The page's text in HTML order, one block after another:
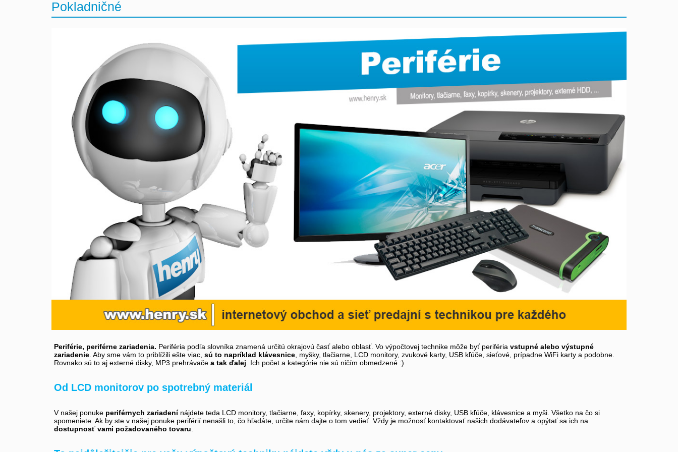
Pokladničné
Periférie, periférne zariadenia. Periféria podľa slovníka znamená určitú okrajovú časť alebo oblasť. Vo výpočtovej technike môže byť periféria vstupné alebo výstupné
zariadenie . Aby sme vám to priblížili ešte viac, sú to napríklad klávesnice , myšky, tlačiarne, LCD monitory, zvukové karty, USB kľúče, sieťové, prípadne WiFi karty a podobne.
Rovnako sú to aj externé disky, MP3 prehrávače a tak ďalej . Ich počet a kategórie nie sú ničím obmedzené :)
Od LCD monitorov po spotrebný materiál
V našej ponuke periférnych zariadenínájdete teda LCD monitory, tlačiarne, faxy, kopírky, skenery, projektory, externé disky, USB kľúče, klávesnice a myši. Všetko na čo si
spomeniete. Ak by ste v našej ponuke periférií nenašli to, čo hľadáte, určite nám dajte o tom vedieť. Vždy je možnosť kontaktovať našich dodávateľov a opýtať sa ich na
dostupnosť vami požadovaného tovaru